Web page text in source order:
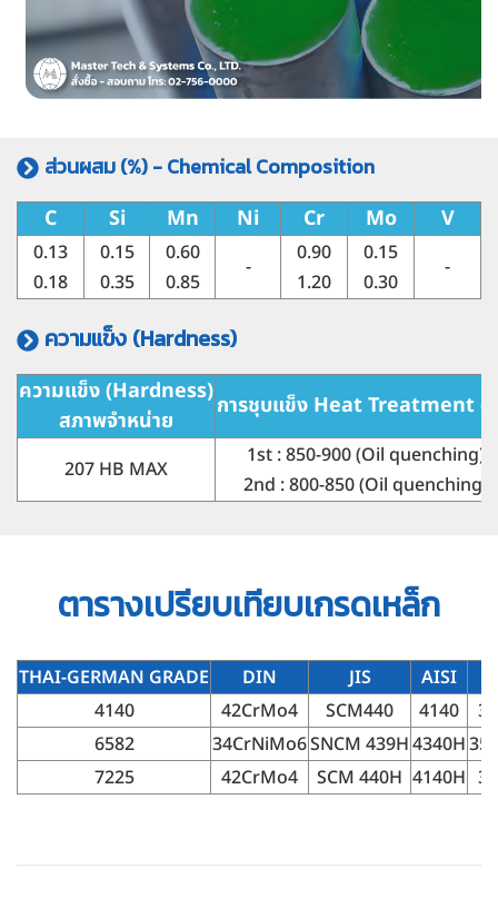
ส่วนผสม (%) - Chemical Composition
C
Si Mn Ni Cr Mo V
0.13
0.18
0.15
0.35
0.60
0.85
-
0.90
1.20
0.15
0.30
-
ความแข็ง (Hardness)
ความแข็ง (Hardness)
สภาพจำหน่าย
การชุบแข็ง Heat Treatment
207 HB MAX
1st : 850-900 (Oil quenching)
2nd : 800-850 (Oil quenching)
ตารางเปรียบเทียบเกรดเหล็ก
THAI-GERMAN GRADE DIN JIS
AISI
4140
42CrMo4 SCM440 4140
6582
34CrNiMo6SNCM 439H4340H
7225
42CrMo4 SCM 440H 4140H